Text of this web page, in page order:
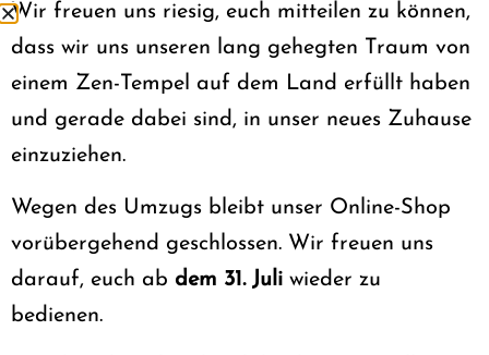
Gemeinschaft aus dem Schlaf zu
wecken, alle zur morgendlichen Praxis in
die Buddha-Halle zu rufen und den
Beginn der Mahlzeiten zu signalisieren.
Es wird auch den ganzen Tag über
täglichen Gesangs benutzt; es rollt
herunter, um die Niederwerfungen
während der Rubato-Melodie der
Huldigung der Drei Juwelen
Wir freuen uns riesig, euch mitteilen zu können,
dass wir uns unseren lang gehegten Traum von
einem Zen-Tempel auf dem Land erfüllt haben
und gerade dabei sind, in unser neues Zuhause
einzuziehen.
Wegen des Umzugs bleibt unser Online-Shop
vorübergehend geschlossen. Wir freuen uns
darauf, euch ab dem 31. Juli wieder zu
bedienen.